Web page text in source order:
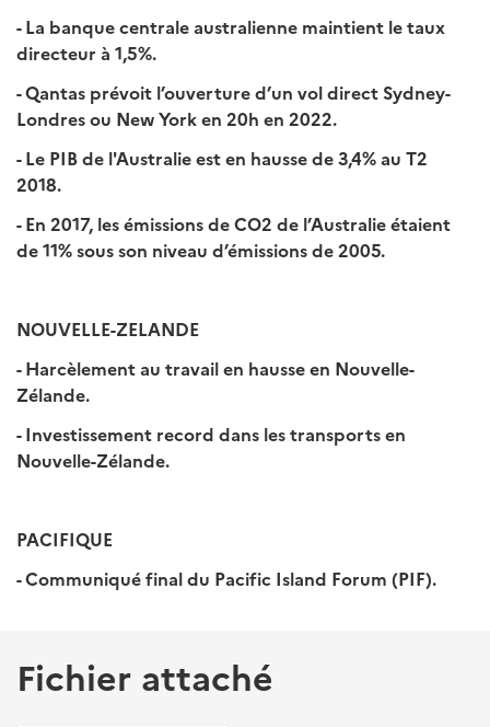
- La banque centrale australienne maintient le taux
directeur à 1,5%.
- Qantas prévoit l’ouverture d’un vol direct Sydney-
Londres ou New York en 20h en 2022.
- Le PIB de l'Australie est en hausse de 3,4% au T2
2018.
- En 2017, les émissions de CO2 de l’Australie étaient
de 11% sous son niveau d’émissions de 2005.
NOUVELLE-ZELANDE
- Harcèlement au travail en hausse en Nouvelle-
Zélande.
- Investissement record dans les transports en
Nouvelle-Zélande.
PACIFIQUE
- Communiqué final du Pacific Island Forum (PIF).
Fichier attaché